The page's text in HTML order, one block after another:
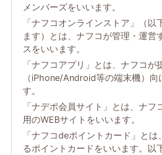
メンバーズをいいます。
「ナフコオンラインストア」（
ます）とは、ナフコが管理・運営
スをいいます。
「ナフコアプリ」とは、ナフコが
（iPhone/Android等の端末機）
す。
「ナデポ会員サイト」とは、ナ
用のWEBサイトをいいます。
「ナフコdeポイントカード」と
るポイントカードをいいます。以